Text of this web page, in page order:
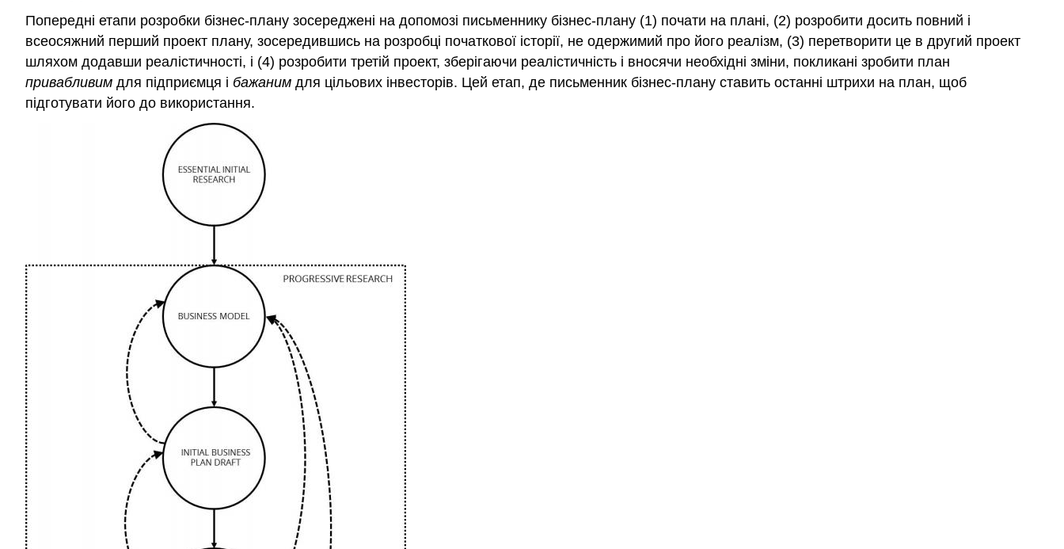
Доопрацювання
основних
цілей
Напишіть
Попередні етапи розробки бізнес-плану зосереджені на допомозі письменнику бізнес-плану (1) почати на плані, (2) розробити досить повний і
всеосяжний перший проект плану, зосередившись на розробці початкової історії, не одержимий про його реалізм, (3) перетворити це в другий проект
шляхом додавши реалістичності, і (4) розробити третій проект, зберігаючи реалістичність і вносячи необхідні зміни, покликані зробити план
привабливим для підприємця і бажаним для цільових інвесторів. Цей етап, де письменник бізнес-плану ставить останні штрихи на план, щоб
підготувати його до використання.